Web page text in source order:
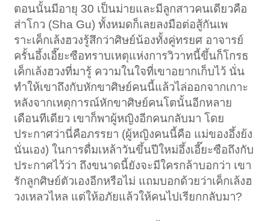
ตอนนั้นมีอายุ 30 เป็นม่ายและมีลูกสาวคนเดียวคือ
ส่าโกว (Sha Gu) ทั้งหมดก็เลยลงมือต่อสู้กันเพ
ราะเค็กเล้งฮวงรู้สึกว่าศิษย์น้องทั้งคู่ทรยศ อาจารย์
ครั้นอึ้งเอี๊ยะซือทราบเหตุแห่งการวิวาทนี้ขึ้นก็โกรธ
เค็กเล้งฮวงที่มารู้ ความในใจที่เขาอยากเก็บไว้ นั่น
ทำให้เขาถึงกับหักขาศิษย์คนนี้แล้วไล่ออกจากเกาะ
หลังจากเหตุการณ์หักขาศิษย์คนโตนั้นอีกหลาย
เดือนทีเดียว เขาก็พาผู้หญิงอีกคนกลับมา โดย
ประกาศว่านี่คือภรรยา (ผู้หญิงคนนี้คือ แม่ของอึ้งย้ง
นั่นเอง) ในการดื่มเหล้าวันขึ้นปีใหม่อึ้งเอี๊ยะซือถึงกับ
ประกาศไว้ว่า ถึงขนาดนี้ยังจะมีใครกล้าบอกว่า เขา
รักลูกศิษย์ตัวเองอีกหรือไม่ แถมบอกด้วยว่าเค็กเล้งฮ
วงเหลวไหล แต่ให้อภัยแล้วให้คนไปเรียกกลับมา?